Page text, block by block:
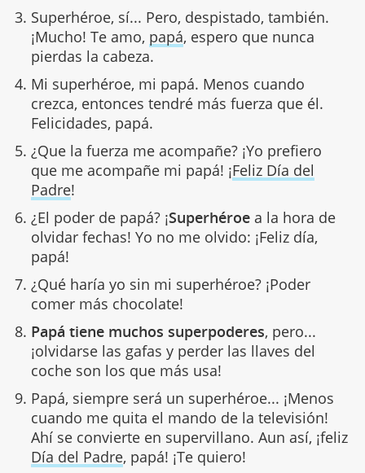
Superhéroe, sí... Pero, despistado, también.
¡Mucho! Te amo, papá, espero que nunca
pierdas la cabeza.
Mi superhéroe, mi papá. Menos cuando
crezca, entonces tendré más fuerza que él.
Felicidades, papá.
¿Que la fuerza me acompañe? ¡Yo prefiero
que me acompañe mi papá! ¡Feliz Día del
Padre!
¿El poder de papá? ¡Superhéroea la hora de
olvidar fechas! Yo no me olvido: ¡Feliz día,
papá!
¿Qué haría yo sin mi superhéroe? ¡Poder
comer más chocolate!
Papá tiene muchos superpoderes, pero...
¡olvidarse las gafas y perder las llaves del
coche son los que más usa!
Papá, siempre será un superhéroe... ¡Menos
cuando me quita el mando de la televisión!
Ahí se convierte en supervillano. Aun así, ¡feliz
Día del Padre, papá! ¡Te quiero!